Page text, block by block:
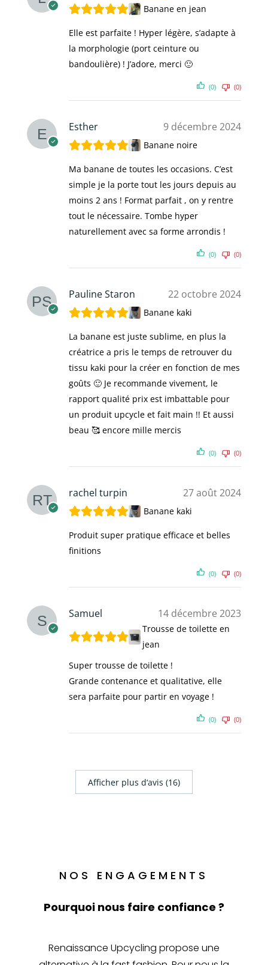
Banane en jean
Elle est parfaite ! Hyper légère, s’adapte à
la morphologie (port ceinture ou
bandoulière) ! J’adore, merci 🙂
(0) (0)
Esther 9 décembre 2024
Banane noire
Ma banane de toutes les occasions. C’est
simple je la porte tout les jours depuis au
moins 2 ans ! Format parfait , on y rentre
tout le nécessaire. Tombe hyper
naturellement avec sa forme arrondis !
(0) (0)
Pauline Staron 22 octobre 2024
Banane kaki
La banane est juste sublime, en plus la
créatrice a pris le temps de retrouver du
tissu kaki pour la créer en fonction de mes
goûts 🙂 Je recommande vivement, le
rapport qualité prix est imbattable pour
un produit upcycle et fait main !! Et aussi
beau 🥰 encore mille mercis
(0) (0)
rachel turpin 27 août 2024
Banane kaki
Produit super pratique efficace et belles
finitions
(0) (0)
Samuel 14 décembre 2023
Trousse de toilette en
jean
Super trousse de toilette !
Grande contenance et qualitative, elle
sera parfaite pour partir en voyage !
(0) (0)
Afficher plus d‘avis (16)
NOS ENGAGEMENTS
Pourquoi nous faire confiance ?
Renaissance Upcycling propose une